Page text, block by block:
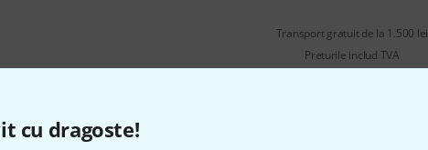
cu dragoste!
Transport gratuit de la 1.500 lei
Preturile includ TVA